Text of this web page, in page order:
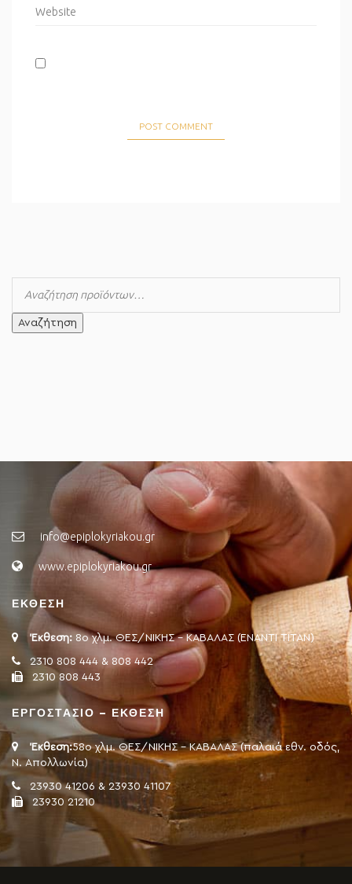
Αναζήτηση
info@epiplokyriakou.gr
www.epiplokyriakou.gr
ΕΚΘΕΣΗ
Έκθεση: 8ο χλμ. ΘΕΣ/ΝΙΚΗΣ - ΚΑΒΑΛΑΣ (ΕΝΑΝΤΙ ΤΙΤΑΝ)
2310 808 444 & 808 442
2310 808 443
ΕΡΓΟΣΤΑΣΙΟ – ΕΚΘΕΣΗ
Έκθεση:58ο χλμ. ΘΕΣ/ΝΙΚΗΣ - ΚΑΒΑΛΑΣ (παλαιά εθν. οδός,
Ν. Απολλωνία)
23930 41206 & 23930 41107
23930 21210